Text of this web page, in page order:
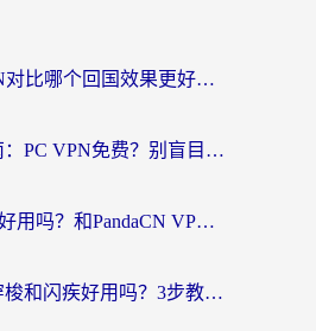
穿梭和星河VPN对比哪个回国效果更好？海外党亲测5款加速器的无缝访问指南
海外党避坑指南：PC VPN免费？别盲目！教你选对回国加速器无缝刷国内资源
Quickback VPN好用吗？和PandaCN VPN对比哪个回国效果更好？海外党必看的真实体验指南
海外党必看：穿梭和闪疾好用吗？3步教你选对回国加速器，无缝刷剧玩Steam